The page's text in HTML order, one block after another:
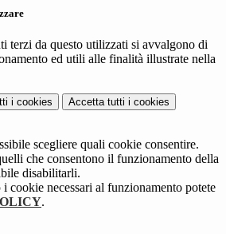
terzi da questo utilizzati si avvalgono di
ed utili alle finalità illustrate nella
i cookies Accetta tutti i cookies
scegliere quali cookie consentire.
che consentono il funzionamento della
disabilitarli.
cookie necessari al funzionamento potete
.